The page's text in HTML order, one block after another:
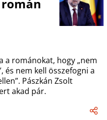
a románokat, hogy „nem
és nem kell összefogni a
Pászkán Zsolt
akad pár.